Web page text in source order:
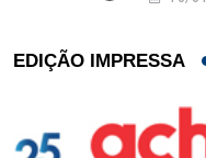
EDIÇÃO IMPRESSA